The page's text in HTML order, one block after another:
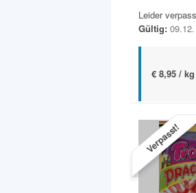
Leider
Gültig:
€ 8,95 /
Verpasst!